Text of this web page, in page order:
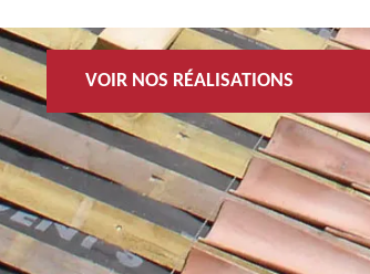
VOIR NOS RÉALISATIONS